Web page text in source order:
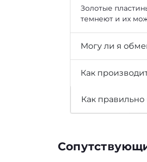
Золотые
темнеют и их
Могу ли я
Как
Как